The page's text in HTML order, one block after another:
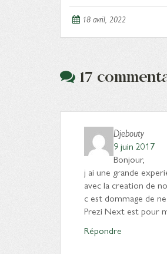
18 avril, 2022
17
Djebouty
9 juin 2017
Bonjour,
j ai une grande
avec la creation de
c est dommage de
Prezi Next est pour
Répondre